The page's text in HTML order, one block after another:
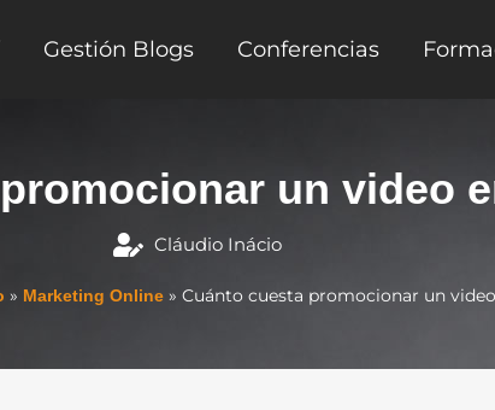
Gestión Blogs Conferencias
un video
Cláudio Inácio
» Marketing Online » Cuánto cuesta promocionar un